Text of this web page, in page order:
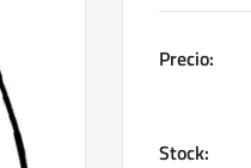
Precio:
Stock: